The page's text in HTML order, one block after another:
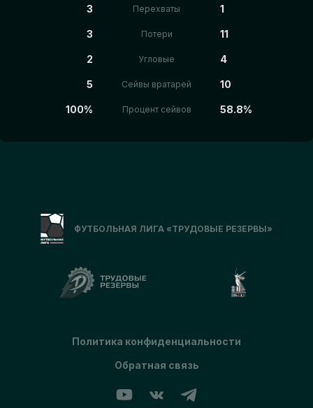
3 Перехваты 1
3 Потери 11
2 Угловые 4
5 Сейвы вратарей 10
100% Процент сейвов 58.8%
ФУТБОЛЬНАЯ ЛИГА «ТРУДОВЫЕ РЕЗЕРВЫ»
Политика конфиденциальности
Обратная связь